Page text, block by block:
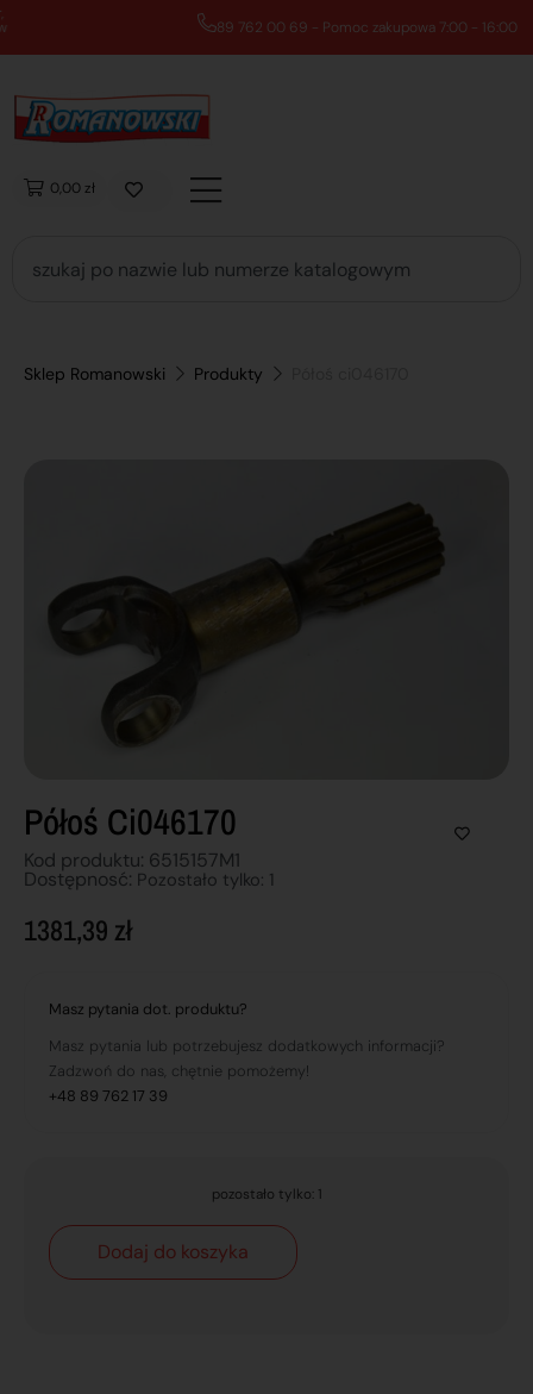
89 762 00 69 - Pomoc zakupowa 7:00 - 16:00
0,00 zł
Sklep Romanowski Produkty
Półoś Ci046170
Kod produktu: 6515157M1
Dostępnosć: Pozostało tylko: 1
1381,39 zł
Masz pytania dot. produktu?
Masz pytania lub potrzebujesz dodatkowych informacji?
Zadzwoń do nas, chętnie pomożemy!
+48 89 762 17 39
pozostało tylko: 1
Dodaj do koszyka